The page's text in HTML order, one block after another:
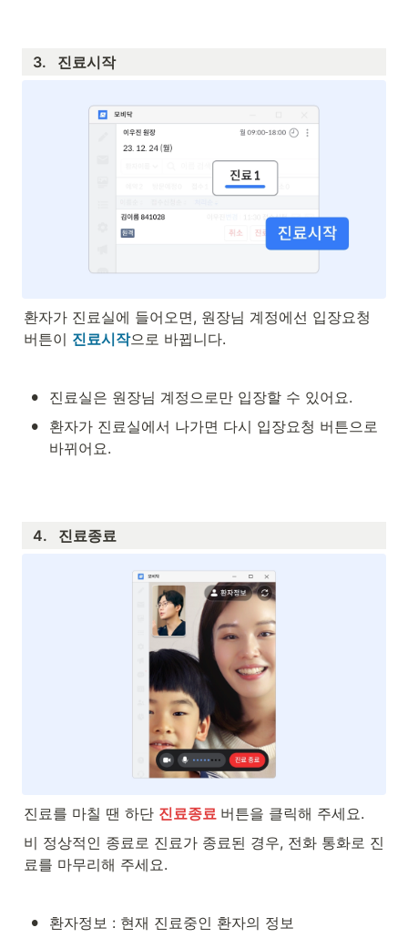
3.   진료시작
환자가 진료실에 들어오면, 원장님 계정에선 입장요청
버튼이 진료시작으로 바뀝니다.
• 진료실은 원장님 계정으로만 입장할 수 있어요.
•
환자가 진료실에서 나가면 다시 입장요청 버튼으로
바뀌어요.
4.   진료종료
진료를 마칠 땐 하단 진료종료 버튼을 클릭해 주세요.
비 정상적인 종료로 진료가 종료된 경우, 전화 통화로 진
료를 마무리해 주세요.
• 환자정보 : 현재 진료중인 환자의 정보